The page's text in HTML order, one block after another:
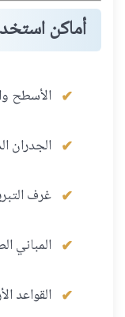
أماكن
الأسطح
الجدران
غرف
المباني
القواعد